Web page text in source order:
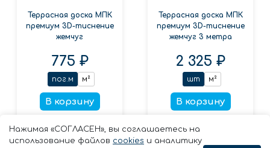
Террасная доска МПК
премиум 3D-тиснение
жемчуг
775 ₽
пог.м м²
В корзину
Заказать в 1 клик
Террасная доска МПК
премиум 3D-тиснение
жемчуг 3 метра
2 325 ₽
шт м²
В корзину
Заказать в 1 клик
Нажимая «СОГЛАСЕН», вы соглашаетесь на
использование файлов cookies и аналитику